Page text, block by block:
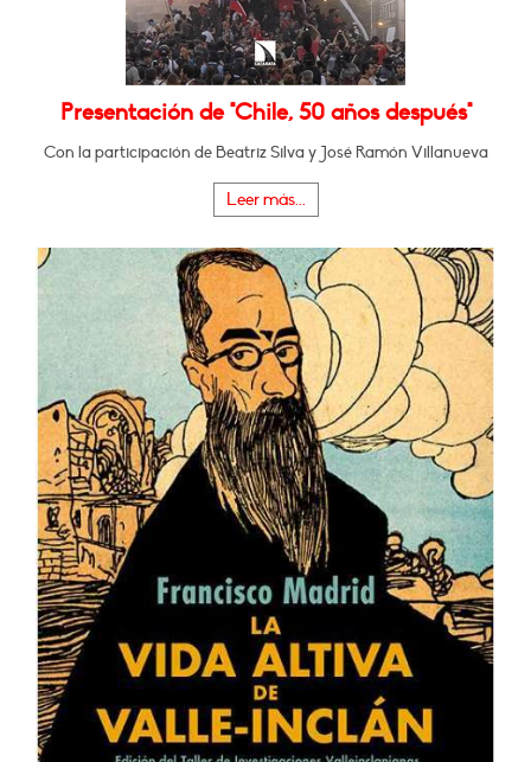
Presentación de "Chile, 50 años después"
Con la participación de Beatriz Silva y José Ramón Villanueva
Leer más...